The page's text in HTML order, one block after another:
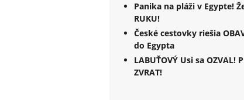
Panika na pláži v Egypte!
RUKU!
České cestovky riešia
do Egypta
LABUŤOVÝ Usi sa
ZVRAT!